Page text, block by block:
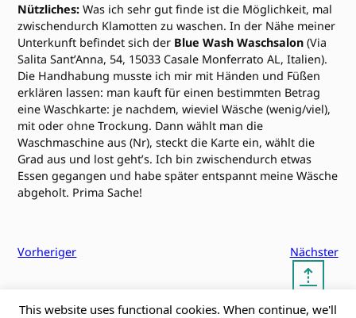
Nützliches: Was ich sehr gut finde ist die Möglichkeit, mal
zwischendurch Klamotten zu waschen. In der Nähe meiner
Unterkunft befindet sich der Blue Wash Waschsalon (Via
Salita Sant’Anna, 54, 15033 Casale Monferrato AL, Italien).
Die Handhabung musste ich mir mit Händen und Füßen
erklären lassen: man kauft für einen bestimmten Betrag
eine Waschkarte: je nachdem, wieviel Wäsche (wenig/viel),
mit oder ohne Trockung. Dann wählt man die
Waschmaschine aus (Nr), steckt die Karte ein, wählt die
Grad aus und lost geht’s. Ich bin zwischendurch etwas
Essen gegangen und habe später entspannt meine Wäsche
abgeholt. Prima Sache!
Vorheriger Nächster
⇡
This website uses functional cookies. When continue, we'll